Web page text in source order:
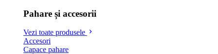
Pahare și accesorii
Vezi toate produsele
Accesori
Capace pahare